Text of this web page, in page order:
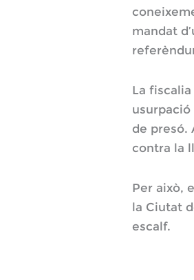
mandat
La
usurpació
de presó.
contra la
Per això,
la Ciutat
escalf.